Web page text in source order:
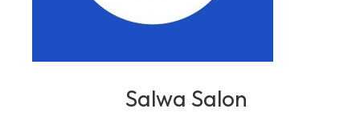
Salwa Salon